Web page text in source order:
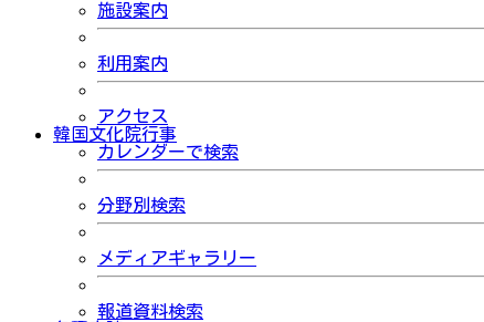
施設案内
利用案内
アクセス
韓国文化院行事
カレンダーで検索
分野別検索
メディアギャラリー
報道資料検索